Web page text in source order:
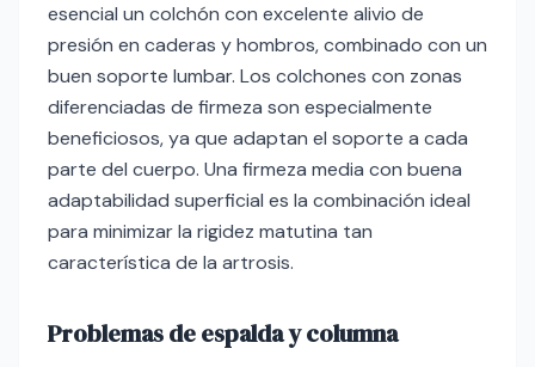
esencial un colchón con excelente alivio de
presión en caderas y hombros, combinado con un
buen soporte lumbar. Los colchones con zonas
diferenciadas de firmeza son especialmente
beneficiosos, ya que adaptan el soporte a cada
parte del cuerpo. Una firmeza media con buena
adaptabilidad superficial es la combinación ideal
para minimizar la rigidez matutina tan
característica de la artrosis.
Problemas de espalda y columna